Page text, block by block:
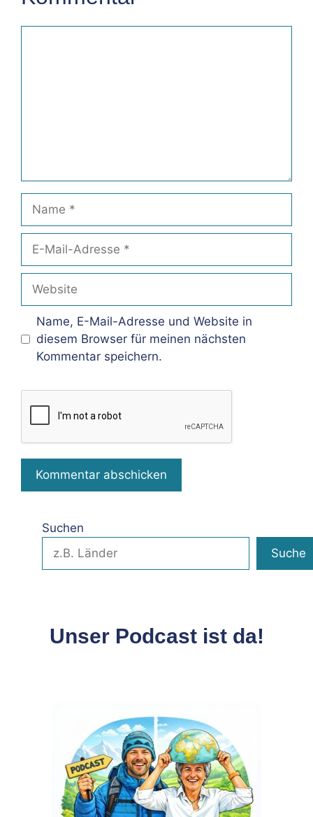
Mail-
Adresse
Name, E-Mail-Adresse und Website in
diesem Browser für meinen nächsten
Kommentar speichern.
Suchen
Suche
Unser Podcast ist da!